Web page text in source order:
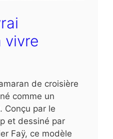
vivre
de croisière
comme un
Conçu par le
et dessiné par
Faÿ, ce modèle